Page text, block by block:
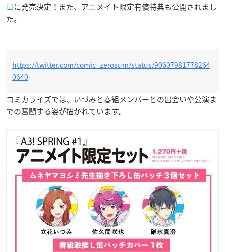
日に発売決定！また、アニメイト限定有償特典も公開されまし
た。
https://twitter.com/comic_zerosum/status/90607981778264
0640
コミカライズでは、いづみと春組メンバーとの出会いや公演ま
での奮闘する姿が描かれています。